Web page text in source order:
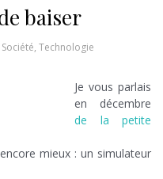
baiser
Société, Technologie
Je vous parlais
en décembre
de la petite
mieux : un simulateur